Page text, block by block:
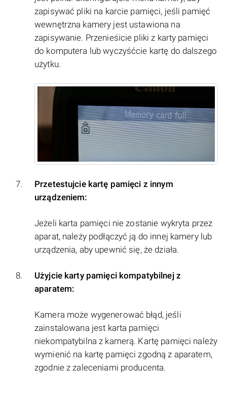
zapisywać pliki na karcie pamięci, jeśli pamięć
wewnętrzna kamery jest ustawiona na
zapisywanie. Przenieśicie pliki z karty pamięci
do komputera lub wyczyśćcie kartę do dalszego
użytku.
Przetestujcie kartę pamięci z innym
urządzeniem:
Jeżeli karta pamięci nie zostanie wykryta przez
aparat, należy podłączyć ją do innej kamery lub
urządzenia, aby upewnić się, że działa.
Użyjcie karty pamięci kompatybilnej z
aparatem:
Kamera może wygenerować błąd, jeśli
zainstalowana jest karta pamięci
niekompatybilna z kamerą. Kartę pamięci należy
wymienić na kartę pamięci zgodną z aparatem,
zgodnie z zaleceniami producenta.